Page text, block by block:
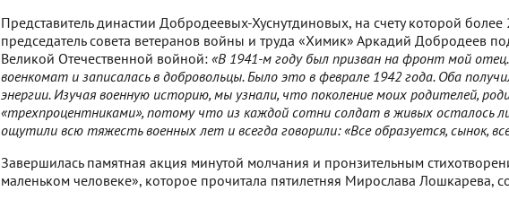
Представитель династии Добродеевых-Хуснутдиновых, на счету которой
председатель совета ветеранов войны и труда «Химик» Аркадий Добродеев
Великой Отечественной войной: «В 1941-м году был призван на фронт мой
военкомат и записалась в добровольцы. Было это в феврале 1942 года. Оба
энергии. Изучая военную историю, мы узнали, что поколение моих родителей,
«трехпроцентниками», потому что из каждой сотни солдат в живых осталось
ощутили всю тяжесть военных лет и всегда говорили: «Все образуется, сынок,
Завершилась памятная акция минутой молчания и пронзительным
маленьком человеке», которое прочитала пятилетняя Мирослава Лошкарева,